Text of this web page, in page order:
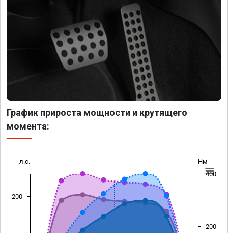
График прироста мощности и крутящего
момента:
л.с. Нм
200
200
400